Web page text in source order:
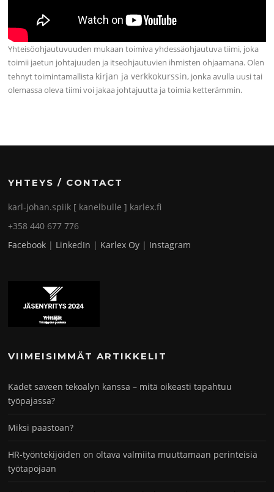
Yhteisöohjautuvuuden mukaan toimiva yhdessäohjautuva tiimi, joka
toimii jaetun johtajuuden ja itseohjautuvien ihmisten ohjaamana. Olen
tehnyt toimintamallista kirjan ja verkkokurssin, jonka avulla uusi tai
olemassa oleva tiimi voi jakaa johtajuutta ja toimia ketterämmin.
YHTEYS / CONTACT
karl-johan.spiik [ kanelbulle ] karlex.fi
+358 440 677 776
Facebook | LinkedIn | Karlex Oy | Instagram
VIIMEISIMMÄT ARTIKKELIT
Kädet saveen tekoälyn kanssa – mitä oikeasti tapahtuu
työpajassa?
Miksi paastoan?
HR-työntekijöiden on oltava valmiita muuttamaan perinteisiä
työtapojaan